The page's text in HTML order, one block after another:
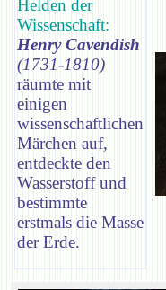
Helden der
Wissenschaft:
Henry Cavendish
(1731-1810)
räumte mit
einigen
wissenschaftlichen
Märchen auf,
entdeckte den
Wasserstoff und
bestimmte
erstmals die Masse
der Erde.